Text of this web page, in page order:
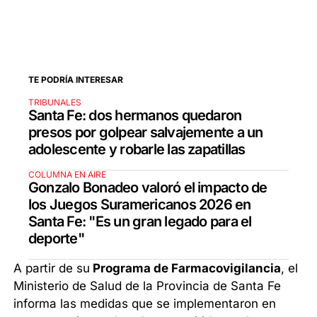
TE PODRÍA INTERESAR
TRIBUNALES
Santa Fe: dos hermanos quedaron
presos por golpear salvajemente a un
adolescente y robarle las zapatillas
COLUMNA EN AIRE
Gonzalo Bonadeo valoró el impacto de
los Juegos Suramericanos 2026 en
Santa Fe: "Es un gran legado para el
deporte"
A partir de su Programa de Farmacovigilancia, el
Ministerio de Salud de la Provincia de Santa Fe
informa las medidas que se implementaron en